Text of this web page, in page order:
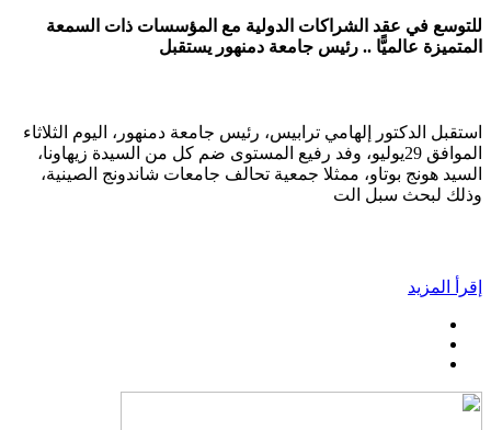
للتوسع في عقد الشراكات الدولية مع المؤسسات ذات السمعة
المتميزة عالميًّا .. رئيس جامعة دمنهور يستقبل
استقبل الدكتور إلهامي ترابيس، رئيس جامعة دمنهور، اليوم الثلاثاء
الموافق 29يوليو، وفد رفيع المستوى ضم كل من السيدة زيهاونا،
السيد هونج بوتاو، ممثلا جمعية تحالف جامعات شاندونج الصينية،
وذلك لبحث سبل الت
إقرأ المزيد